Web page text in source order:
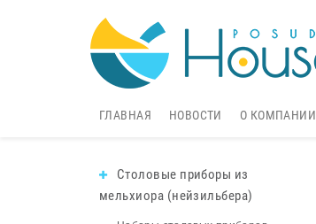
ГЛАВНАЯ НОВОСТИ О КОМПАНИИ
Столовые приборы из
мельхиора (нейзильбера)